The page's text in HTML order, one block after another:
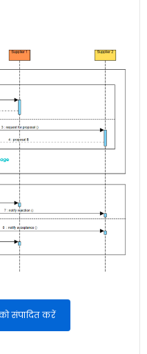
संपादित करें